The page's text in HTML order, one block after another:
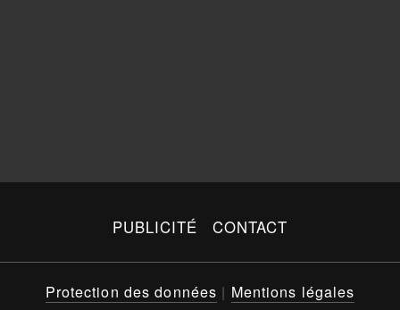
PUBLICITÉ CONTACT
Protection des données | Mentions légales